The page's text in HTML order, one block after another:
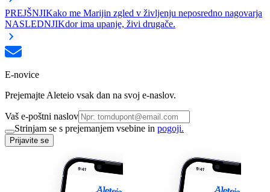
PREJŠNJIKako me Marijin zgled v življenju neposredno nagovarja
NASLEDNJIKdor ima upanje, živi drugače.
E-novice
Prejemajte Aleteio vsak dan na svoj e-naslov.
Vaš e-poštni naslov
Strinjam se s prejemanjem vsebine in pogoji.
Prijavite se